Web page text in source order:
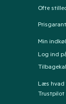
Ofte
Min
Log ind
Læs hvad
Trustpilot